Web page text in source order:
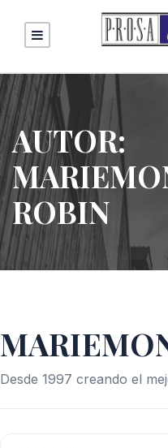
AUTOR:
ROBIN
Desde 1997 creando el